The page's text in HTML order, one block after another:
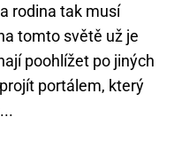
rodina tak musí
tomto světě už je
poohlížet po jiných
portálem, který
...